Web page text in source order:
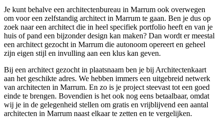
Je kunt behalve een architectenbureau in Marrum ook overwegen
om voor een zelfstandig architect in Marrum te gaan. Ben je dus op
zoek naar een architect die in heel specifiek portfolio heeft en van je
huis of pand een bijzonder design kan maken? Dan wordt er meestal
een architect gezocht in Marrum die autonoom opereert en geheel
zijn eigen stijl en invulling aan een klus kan geven.
Bij een architect gezocht in plaatsnaam ben je bij Architectenkaart
aan het geschikte adres. We hebben immers een uitgebreid netwerk
van architecten in Marrum. En zo is je project steevast tot een goed
einde te brengen. Bovendien is het ook nog eens betaalbaar, omdat
wij je in de gelegenheid stellen om gratis en vrijblijvend een aantal
architecten in Marrum naast elkaar te zetten en te vergelijken.